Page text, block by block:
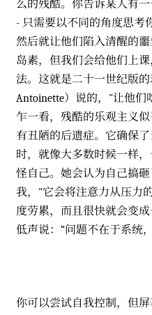
么的残酷。你告诉某人有
- 只需要以不同的角度思考
然后就让他们陷入清醒的
岛素，但我们会给他们上
法。这就是二十一世纪版
Antoinette）说的，"让他
乍一看，残酷的乐观主义
有丑陋的后遗症。它确保
时，就像大多数时候一样
怪自己。她会认为自己搞
我，"它会将注意力从压力
度劳累，而且很快就会变
低声说：“问题不在于系统
你可以尝试自我控制，但